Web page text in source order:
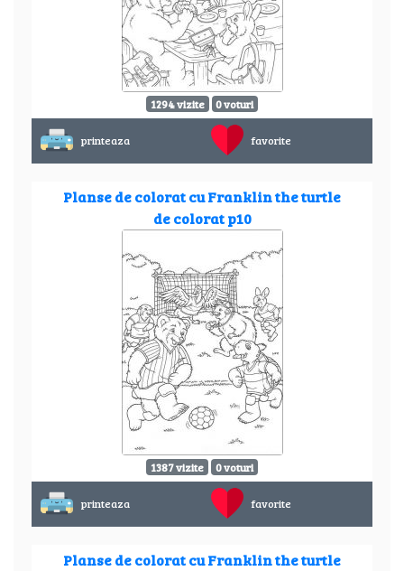
1294 vizite 0 voturi
printeaza favorite
Planse de colorat cu Franklin the turtle
de colorat p10
1387 vizite 0 voturi
printeaza favorite
Planse de colorat cu Franklin the turtle